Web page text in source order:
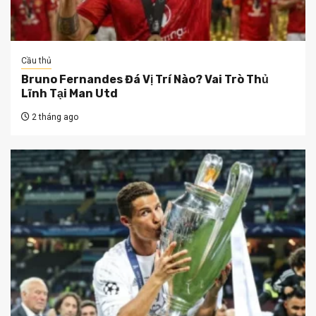
Cầu thủ
Bruno Fernandes Đá Vị Trí Nào? Vai Trò Thủ
Lĩnh Tại Man Utd
2 tháng ago